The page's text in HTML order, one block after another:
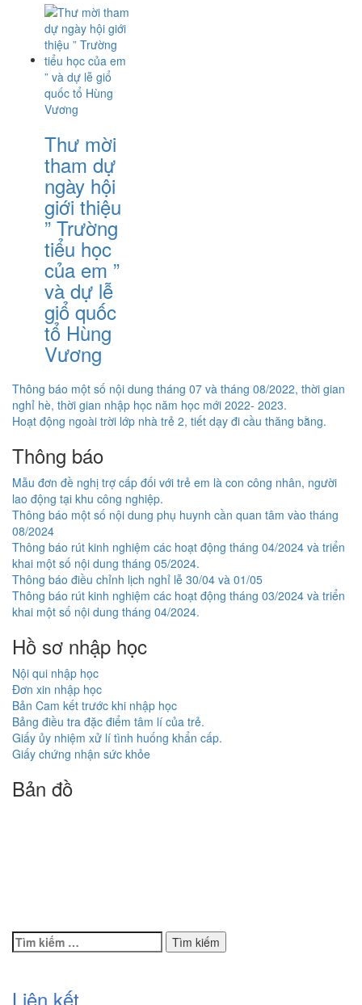
Thư mời
tham dự
ngày hội
giới thiệu
” Trường
tiểu học
của em ”
và dự lễ
giổ quốc
tổ Hùng
Vương
Điều
hướng
bài
viết
Thông báo một số nội dung tháng 07 và tháng 08/2022, thời gian
nghỉ hè, thời gian nhập học năm học mới 2022- 2023.
Hoạt động ngoài trời lớp nhà trẻ 2, tiết dạy đi cầu thăng bằng.
Thông báo
Mẫu đơn đề nghị trợ cấp đối với trẻ em là con công nhân, người
lao động tại khu công nghiệp.
Thông báo một số nội dung phụ huynh cần quan tâm vào tháng
08/2024
Thông báo rút kinh nghiệm các hoạt động tháng 04/2024 và triển
khai một số nội dung tháng 05/2024.
Thông báo điều chỉnh lịch nghỉ lễ 30/04 và 01/05
Thông báo rút kinh nghiệm các hoạt động tháng 03/2024 và triển
khai một số nội dung tháng 04/2024.
Hồ sơ nhập học
Nội qui nhập học
Đơn xin nhập học
Bản Cam kết trước khi nhập học
Bảng điều tra đặc điểm tâm lí của trẻ.
Giấy ủy nhiệm xử lí tình huống khẩn cấp.
Giấy chứng nhận sức khỏe
Bản đồ
Tìm
kiếm
Liên kết